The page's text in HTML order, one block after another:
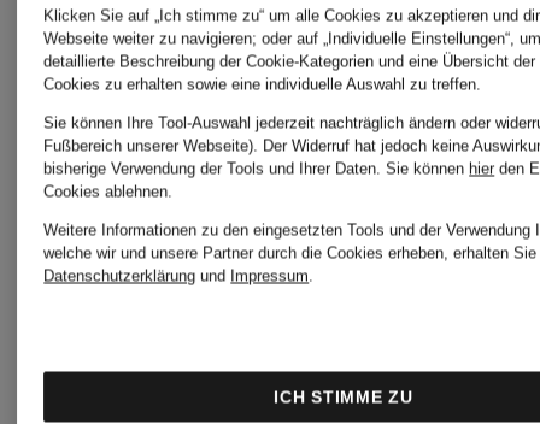
und den passenden
Accessoires immer
beratend zur Seite.
Entdecken Sie
Markenvielfalt mit
Klicken Sie auf „Ich stimme zu“ um alle Cookies zu akzeptieren und
Webseite weiter zu navigieren; oder auf „Individuelle Einstellungen“,
detaillierte Beschreibung der Cookie-Kategorien und eine Übersicht
Cookies zu erhalten sowie eine individuelle Auswahl zu treffen.
Sie können Ihre Tool-Auswahl jederzeit nachträglich ändern oder
Fußbereich unserer Webseite). Der Widerruf hat jedoch keine
bisherige Verwendung der Tools und Ihrer Daten. Sie können hier den
Cookies ablehnen.
Weitere Informationen zu den eingesetzten Tools und der Verwendung
welche wir und unsere Partner durch die Cookies erheben, erhalten
Datenschutzerklärung und Impressum.
ICH STIMME ZU